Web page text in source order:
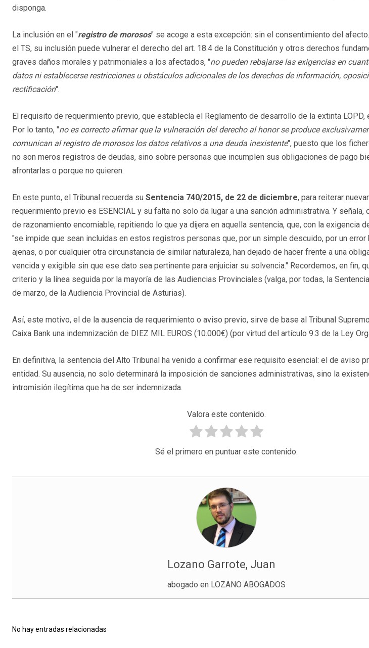
disponga.
La inclusión en el "registro de morosos" se acoge a esta excepción: sin el consentimiento del
el TS, su inclusión puede vulnerar el derecho del art. 18.4 de la Constitución y otros derechos
graves daños morales y patrimoniales a los afectados, "no pueden rebajarse las exigencias en
datos ni establecerse restricciones u obstáculos adicionales de los derechos de información,
rectificación".
El requisito de requerimiento previo, que establecía el Reglamento de desarrollo de la extinta LOPD,
Por lo tanto, "no es correcto afirmar que la vulneración del derecho al honor se produce
comunican al registro de morosos los datos relativos a una deuda inexistente", puesto que los
no son meros registros de deudas, sino sobre personas que incumplen sus obligaciones de pago
afrontarlas o porque no quieren.
En este punto, el Tribunal recuerda su Sentencia 740/2015, de 22 de diciembre, para reiterar
requerimiento previo es ESENCIAL y su falta no solo da lugar a una sanción administrativa. Y señala,
de razonamiento encomiable, repitiendo lo que ya dijera en aquella sentencia, que, con la exigencia
"se impide que sean incluidas en estos registros personas que, por un simple descuido, por un error
ajenas, o por cualquier otra circunstancia de similar naturaleza, han dejado de hacer frente a una
vencida y exigible sin que ese dato sea pertinente para enjuiciar su solvencia." Recordemos, en fin,
criterio y la línea seguida por la mayoría de las Audiencias Provinciales (valga, por todas, la
de marzo, de la Audiencia Provincial de Asturias).
Así, este motivo, el de la ausencia de requerimiento o aviso previo, sirve de base al Tribunal
Caixa Bank una indemnización de DIEZ MIL EUROS (10.000€) (por virtud del artículo 9.3 de la Ley
En definitiva, la sentencia del Alto Tribunal ha venido a confirmar ese requisito esencial: el de aviso
entidad. Su ausencia, no solo determinará la imposición de sanciones administrativas, sino la
intromisión ilegítima que ha de ser indemnizada.
Valora este contenido.
Sé el primero en puntuar este contenido.
Lozano Garrote, Juan
abogado en LOZANO ABOGADOS
No hay entradas relacionadas